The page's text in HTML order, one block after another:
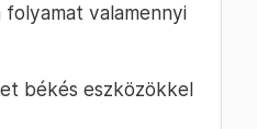
folyamat valamennyi
békés eszközökkel